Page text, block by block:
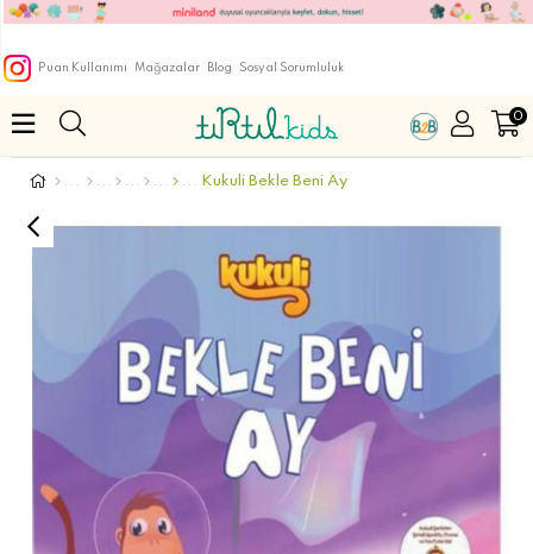
Puan Kullanımı Mağazalar Blog Sosyal Sorumluluk
0
Kukuli Bekle Beni Ay